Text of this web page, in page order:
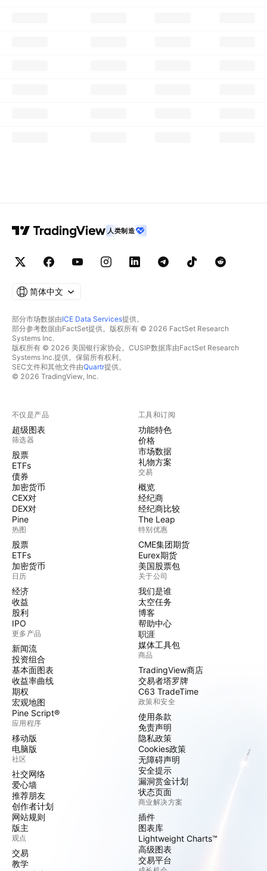
人类制造
简体中文
部分市场数据由ICE Data Services提供。
部分参考数据由FactSet提供。版权所有 © 2026 FactSet Research
Systems Inc.
版权所有 © 2026 美国银行家协会。CUSIP数据库由FactSet Research
Systems Inc.提供。保留所有权利。
SEC文件和其他文件由Quartr提供。
© 2026 TradingView, Inc.
不仅是产品
超级图表
筛选器
股票
ETFs
债券
加密货币
CEX对
DEX对
Pine
热图
股票
ETFs
加密货币
日历
经济
收益
股利
IPO
更多产品
新闻流
投资组合
基本面图表
收益率曲线
期权
宏观地图
Pine Script®
应用程序
移动版
电脑版
社区
社交网络
爱心墙
推荐朋友
创作者计划
网站规则
版主
观点
交易
教学
工具和订阅
功能特色
价格
市场数据
礼物方案
交易
概览
经纪商
经纪商比较
The Leap
特别优惠
CME集团期货
Eurex期货
美国股票包
关于公司
我们是谁
太空任务
博客
帮助中心
职涯
媒体工具包
商品
TradingView商店
交易者塔罗牌
C63 TradeTime
政策和安全
使用条款
免责声明
隐私政策
Cookies政策
无障碍声明
安全提示
漏洞赏金计划
状态页面
商业解决方案
插件
图表库
Lightweight Charts™
高级图表
交易平台